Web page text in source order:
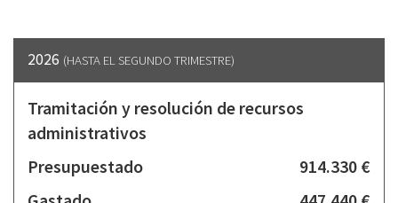
2026 (HASTA EL SEGUNDO TRIMESTRE)
Tramitación y resolución de recursos
administrativos
Presupuestado
914.330 €